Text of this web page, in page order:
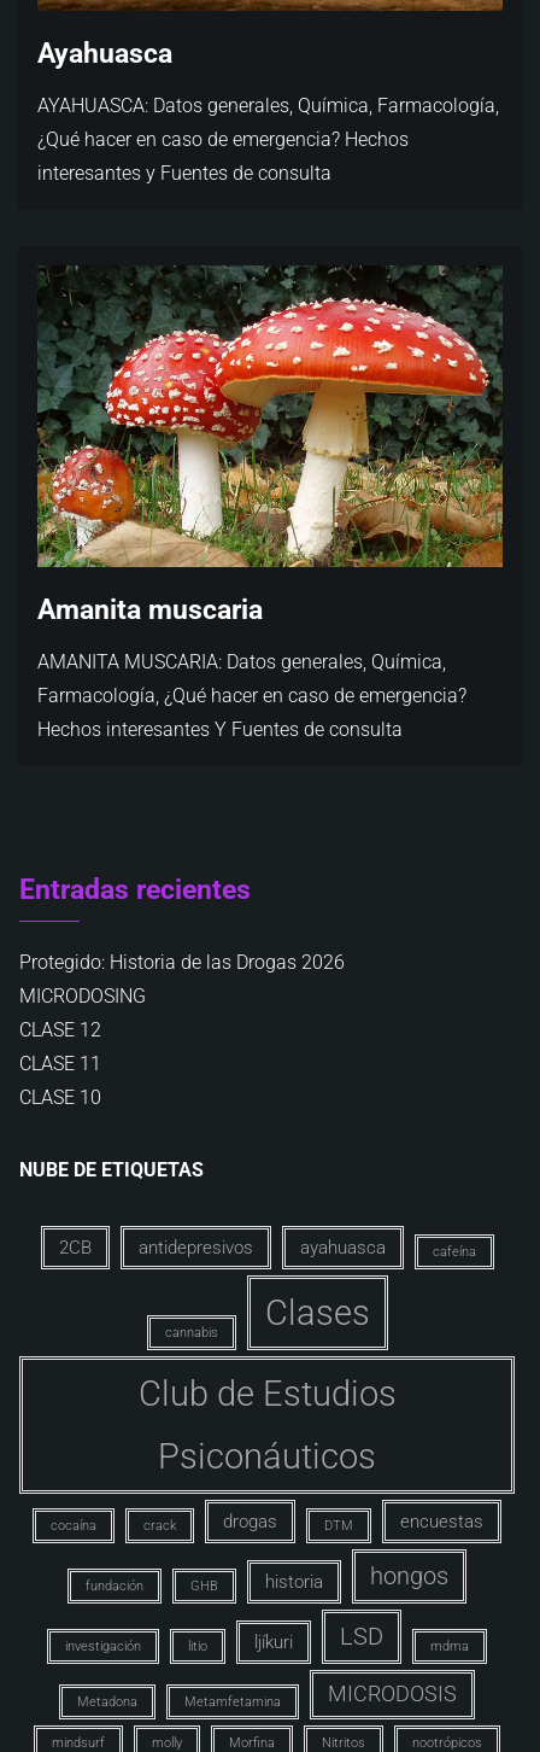
Ayahuasca
AYAHUASCA: Datos generales, Química, Farmacología,
¿Qué hacer en caso de emergencia? Hechos
interesantes y Fuentes de consulta
Amanita muscaria
AMANITA MUSCARIA: Datos generales, Química,
Farmacología, ¿Qué hacer en caso de emergencia?
Hechos interesantes Y Fuentes de consulta
Entradas recientes
Protegido: Historia de las Drogas 2026
MICRODOSING
CLASE 12
CLASE 11
CLASE 10
NUBE DE ETIQUETAS
2CB antidepresivos ayahuasca cafeína
cannabis
Clases
Club de Estudios
Psiconáuticos
cocaína crack drogas DTM encuestas
fundación GHB historia hongos
investigación litio ljíkuri LSD mdma
Metadona Metamfetamina MICRODOSIS
mindsurf molly Morfina Nitritos nootrópicos